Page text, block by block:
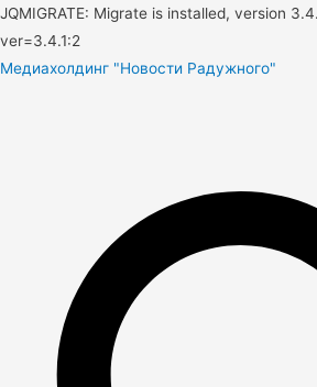
JQMIGRATE: Migrate is installed, version
ver=3.4.1:2
Медиахолдинг "Новости Радужного"